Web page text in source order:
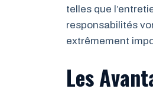
telles que
responsabilités
extrêmement
Les